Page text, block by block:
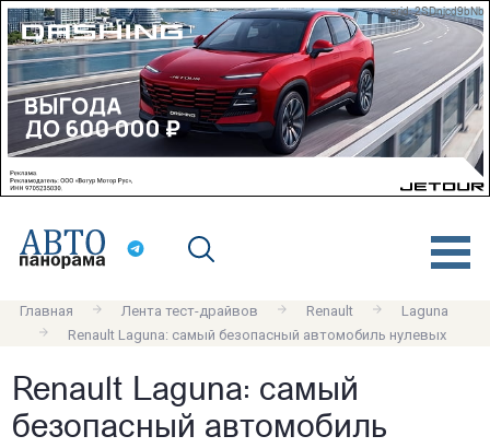
erid: 2SDnjcd9bNb
Главная Лента тест-драйвов Renault
Laguna
Renault Laguna: самый безопасный автомобиль нулевых
Renault Laguna: самый
безопасный автомобиль